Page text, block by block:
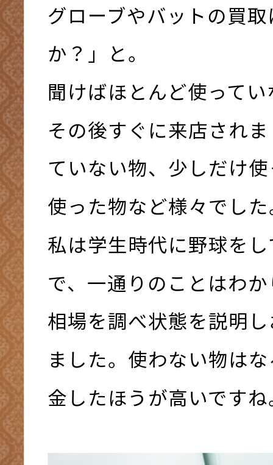
グローブやバットの買
か？」と。
聞けばほとんど使って
その後すぐに来店され
ていない物、少しだけ
使った物など様々でし
私は学生時代に野球を
で、一通りのことはわ
相場を調べ状態を説明
ました。使わない物は
金したほうが高いです